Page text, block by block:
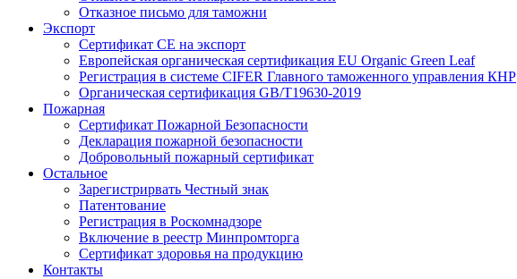
Отказное письмо для таможни
Экспорт
Сертификат СЕ на экспорт
Европейская органическая сертификация EU Organic Green Leaf
Регистрация в системе CIFER Главного таможенного управления КНР
Органическая сертификация GB/T19630-2019
Пожарная
Сертификат Пожарной Безопасности
Декларация пожарной безопасности
Добровольный пожарный сертификат
Остальное
Зарегистрирвать Честный знак
Патентование
Регистрация в Роскомнадзоре
Включение в реестр Минпромторга
Сертификат здоровья на продукцию
Контакты